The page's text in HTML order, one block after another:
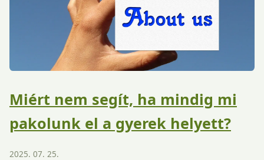
Miért nem segít, ha mindig mi
pakolunk el a gyerek helyett?
2025. 07. 25.